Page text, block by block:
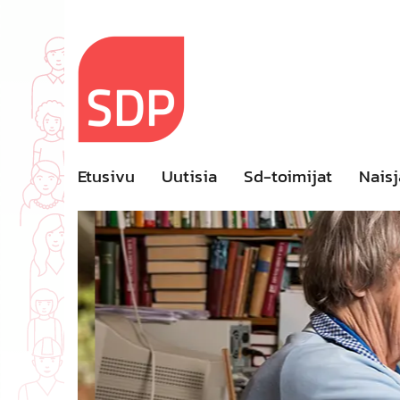
content
Etusivu Uutisia Sd-toimijat